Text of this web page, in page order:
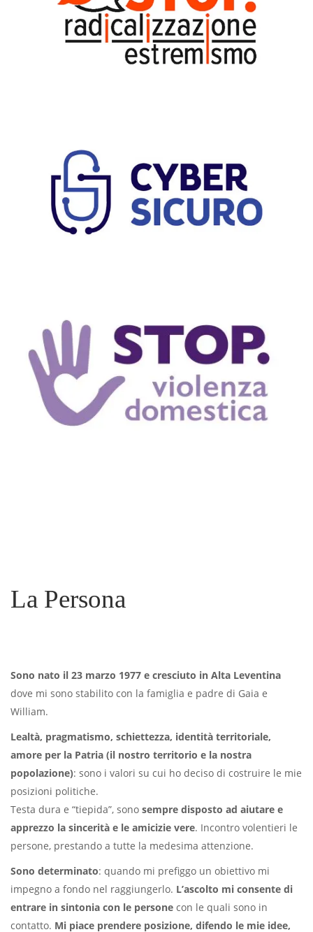
La Persona
Sono nato il 23 marzo 1977 e cresciuto in Alta Leventina
dove mi sono stabilito con la famiglia e padre di Gaia e
William.
Lealtà, pragmatismo, schiettezza, identità territoriale,
amore per la Patria (il nostro territorio e la nostra
popolazione): sono i valori su cui ho deciso di costruire le mie
posizioni politiche.
Testa dura e “tiepida”, sono sempre disposto ad aiutare e
apprezzo la sincerità e le amicizie vere. Incontro volentieri le
persone, prestando a tutte la medesima attenzione.
Sono determinato: quando mi prefiggo un obiettivo mi
impegno a fondo nel raggiungerlo. L’ascolto mi consente di
entrare in sintonia con le persone con le quali sono in
contatto. Mi piace prendere posizione, difendo le mie idee,